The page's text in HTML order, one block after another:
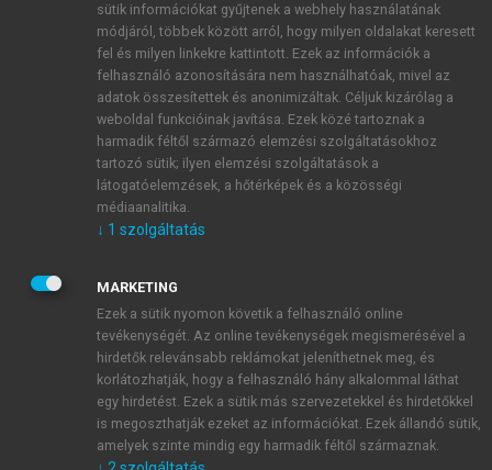
ÚJ FIÓK LÉTREHOZÁSA
1 óra díjmentes hozzáférés
E-MAIL-CÍM
JELSZÓ
JELSZÓ ÚJRA
Kérek értesítést a MeRSZ újdonságairól, akcióiról.
sütik információkat gyűjtenek a webhely használatának
módjáról, többek között arról, hogy milyen oldalakat keresett
fel és milyen linkekre kattintott. Ezek az információk a
felhasználó azonosítására nem használhatóak, mivel az
adatok összesítettek és anonimizáltak. Céljuk kizárólag a
weboldal funkcióinak javítása. Ezek közé tartoznak a
harmadik féltől származó elemzési szolgáltatásokhoz
tartozó sütik; ilyen elemzési szolgáltatások a
látogatóelemzések, a hőtérképek és a közösségi
médiaanalitika.
↓ 1 szolgáltatás
MARKETING
Ezek a sütik nyomon követik a felhasználó online
tevékenységét. Az online tevékenységek megismerésével a
hirdetők relevánsabb reklámokat jeleníthetnek meg, és
korlátozhatják, hogy a felhasználó hány alkalommal láthat
egy hirdetést. Ezek a sütik más szervezetekkel és hirdetőkkel
is megoszthatják ezeket az információkat. Ezek állandó sütik,
amelyek szinte mindig egy harmadik féltől származnak.